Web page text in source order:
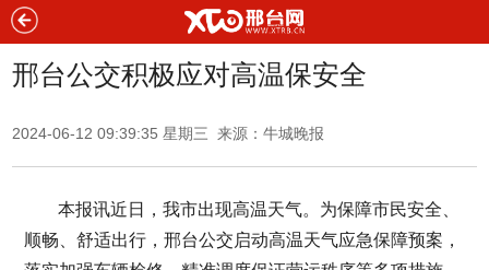
邢台公交积极应对高温保安全
2024-06-12 09:39:35 星期三 来源：牛城晚报
本报讯近日，我市出现高温天气。为保障市民安全、
顺畅、舒适出行，邢台公交启动高温天气应急保障预案，